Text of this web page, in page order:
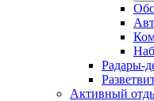
Радары-
Активный